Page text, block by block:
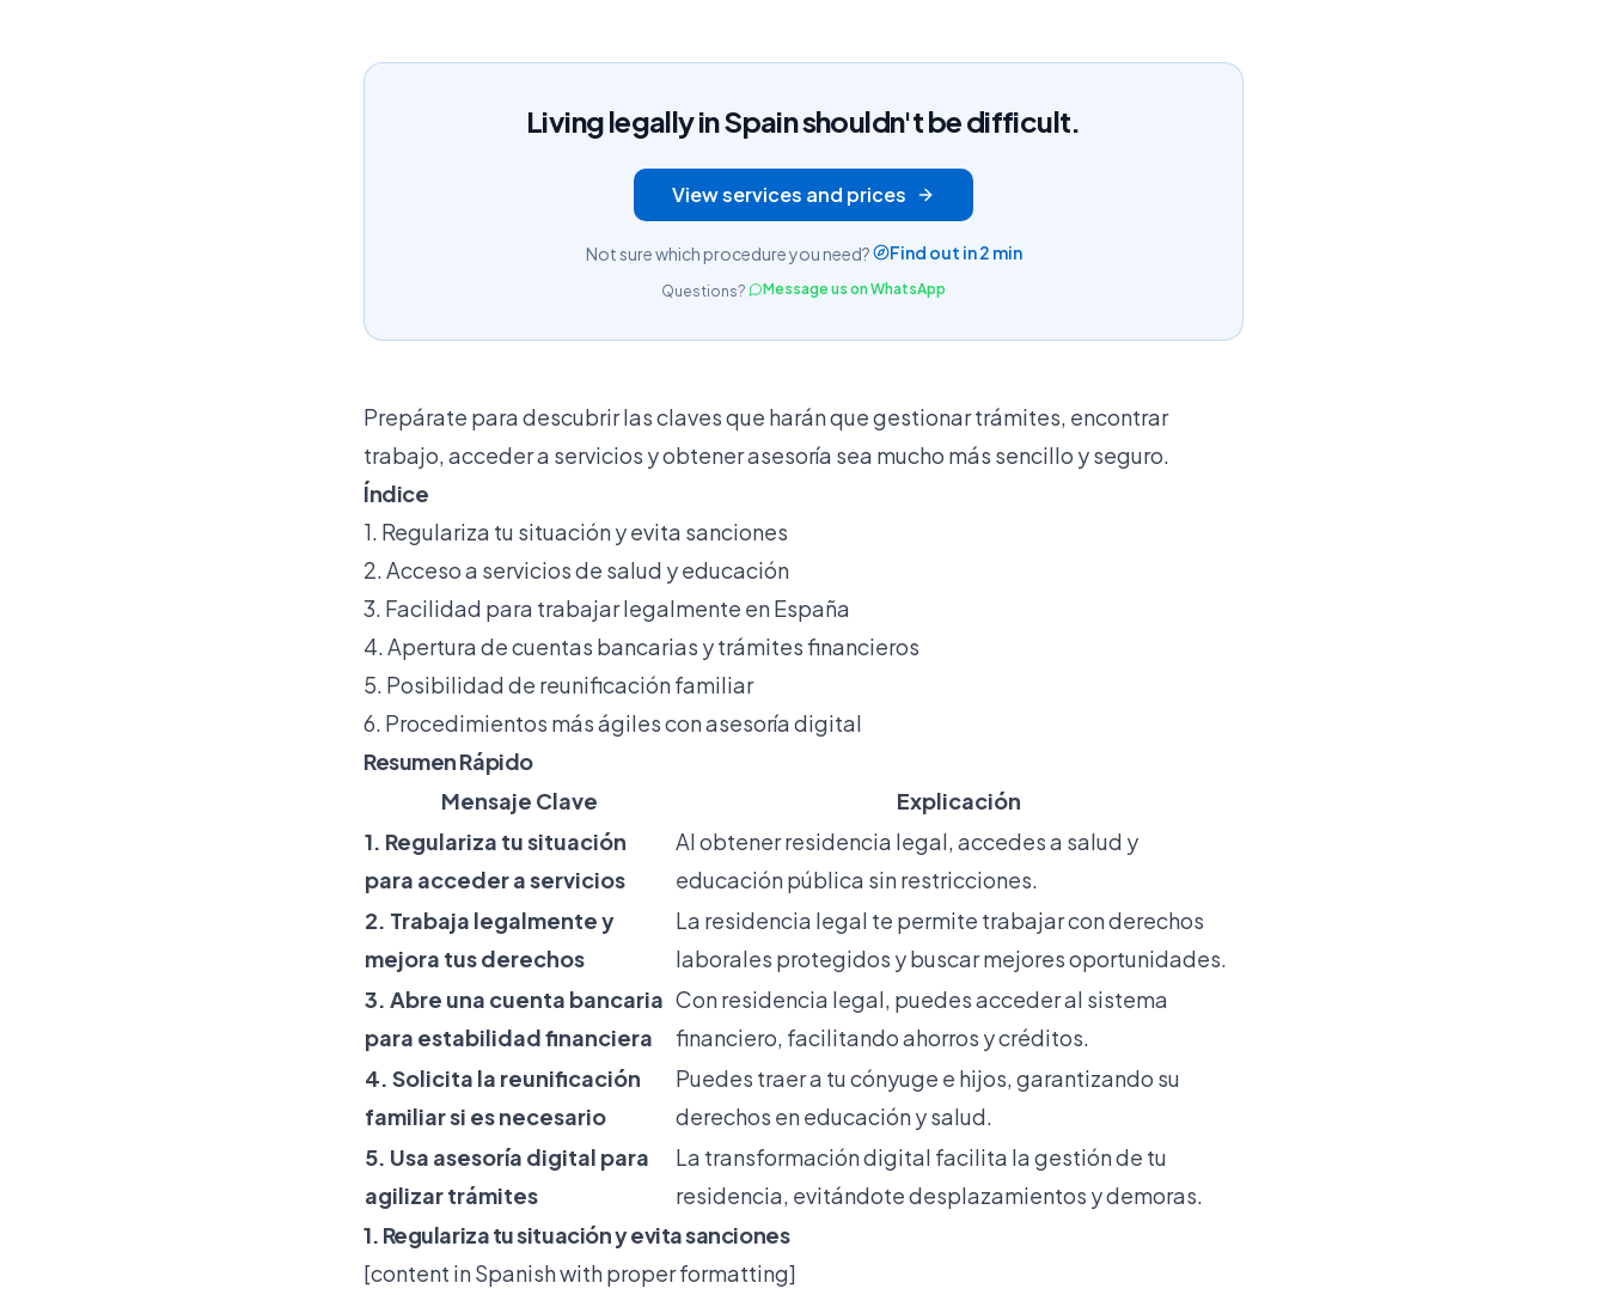
Living legally in Spain shouldn't be difficult.
View services and prices
Not sure which procedure you need? Find out in 2 min
Questions? Message us on WhatsApp
Prepárate para descubrir las claves que harán que gestionar trámites, encontrar
trabajo, acceder a servicios y obtener asesoría sea mucho más sencillo y seguro.
Índice
1. Regulariza tu situación y evita sanciones
2. Acceso a servicios de salud y educación
3. Facilidad para trabajar legalmente en España
4. Apertura de cuentas bancarias y trámites financieros
5. Posibilidad de reunificación familiar
6. Procedimientos más ágiles con asesoría digital
Resumen Rápido
Mensaje Clave
Explicación
1. Regulariza tu situación
para acceder a servicios
Al obtener residencia legal, accedes a salud y
educación pública sin restricciones.
2. Trabaja legalmente y
mejora tus derechos
La residencia legal te permite trabajar con derechos
laborales protegidos y buscar mejores oportunidades.
3. Abre una cuenta bancaria
para estabilidad financiera
Con residencia legal, puedes acceder al sistema
financiero, facilitando ahorros y créditos.
4. Solicita la reunificación
familiar si es necesario
Puedes traer a tu cónyuge e hijos, garantizando su
derechos en educación y salud.
5. Usa asesoría digital para
agilizar trámites
La transformación digital facilita la gestión de tu
residencia, evitándote desplazamientos y demoras.
1. Regulariza tu situación y evita sanciones
[content in Spanish with proper formatting]